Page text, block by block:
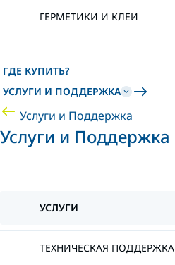
ГЕРМЕТИКИ И КЛЕИ
ГДЕ КУПИТЬ?
УСЛУГИ И ПОДДЕРЖКА
Услуги и Поддержка
Услуги и Поддержка
УСЛУГИ
ТЕХНИЧЕСКАЯ ПОДДЕРЖКА